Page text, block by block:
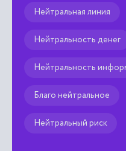
Нейтральная линия
Нейтральность денег
Нейтральность
Благо нейтральное
Нейтральный риск